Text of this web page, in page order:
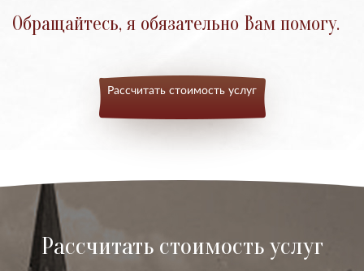
Обращайтесь, я обязательно Вам помогу.
Рассчитать стоимость услуг
Рассчитать стоимость услуг